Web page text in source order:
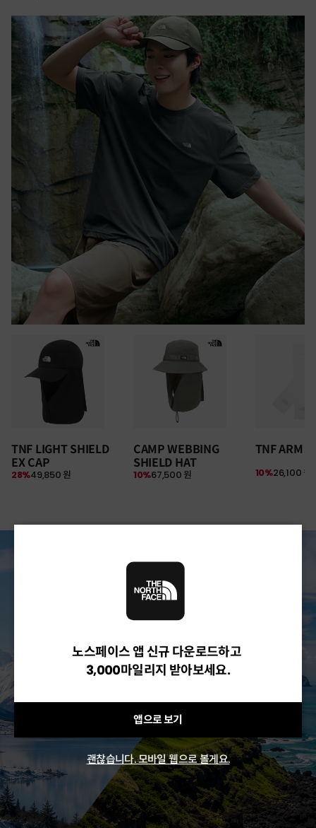
TNF LIGHT SHIELD
EX CAP
49,850 원
28%
CAMP WEBBING
SHIELD HAT
67,500 원
10%
TNF ARM
26,100 원
10%
여름 탈출 원정대
30만원 이상 구매 시
뉴질랜드 & 제주도 여행권 증정 찬스
노스페이스 앱 신규 다운로드하고
3,000마일리지 받아보세요.
앱으로 보기
괜찮습니다. 모바일 웹으로 볼게요.